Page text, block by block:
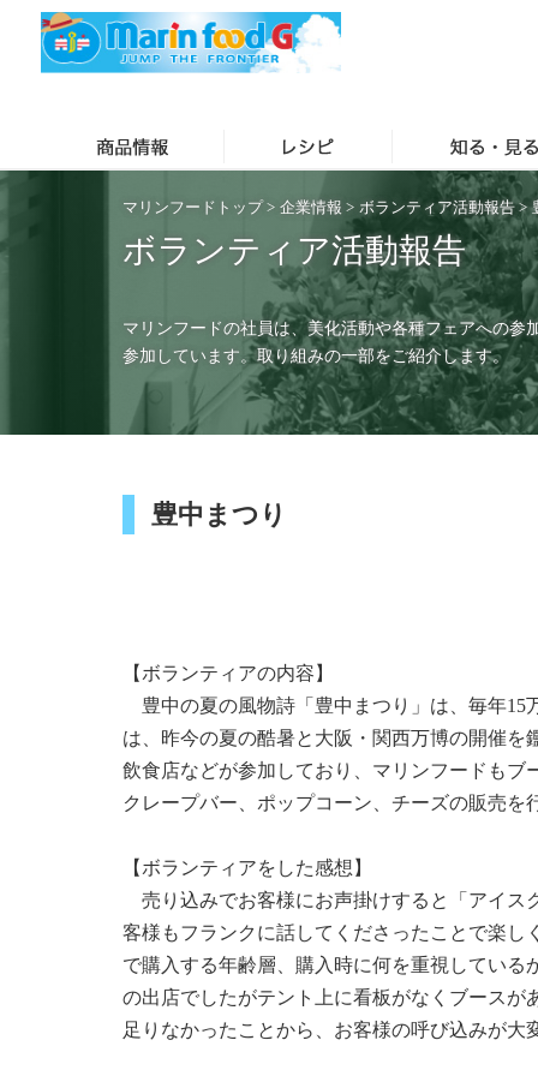
マリンフードトップ> 企業情報 > ボランティア活動報告>
ボランティア活動報告
マリンフードの社員は、美化活動や各種フェアへの
参加しています。取り組みの一部をご紹介します。
豊中まつり
【ボランティアの内容】
豊中の夏の風物詩「豊中まつり」は、毎年15
は、昨今の夏の酷暑と大阪・関西万博の開催を
飲食店などが参加しており、マリンフードも
クレープバー、ポップコーン、チーズの販売を
【ボランティアをした感想】
売り込みでお客様にお声掛けすると「アイス
客様もフランクに話してくださったことで楽
で購入する年齢層、購入時に何を重視してい
の出店でしたがテント上に看板がなくブース
足りなかったことから、お客様の呼び込みが大